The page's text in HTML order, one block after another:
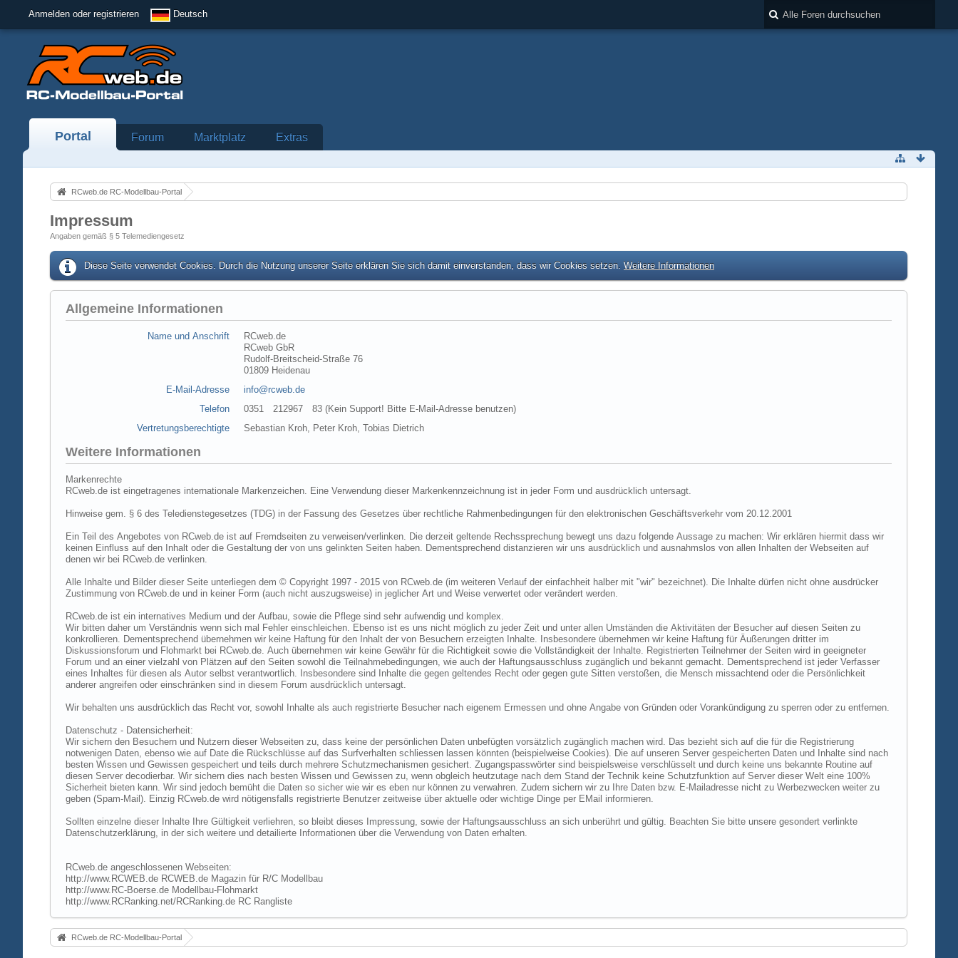
Anmelden oder registrieren Deutsch
Portal Forum Marktplatz Extras
RCweb.de RC-Modellbau-Portal
Impressum
Angaben gemäß § 5 Telemediengesetz
Diese Seite verwendet Cookies. Durch die Nutzung unserer Seite erklären Sie sich damit einverstanden, dass wir Cookies setzen. Weitere Informationen
Allgemeine Informationen
Name und Anschrift
RCweb.de
RCweb GbR
Rudolf-Breitscheid-Straße 76
01809 Heidenau
E-Mail-Adresse
info@rcweb.de
Telefon
0351 212967 83 (Kein Support! Bitte E-Mail-Adresse benutzen)
Vertretungsberechtigte
Sebastian Kroh, Peter Kroh, Tobias Dietrich
Weitere Informationen
Markenrechte
RCweb.de ist eingetragenes internationale Markenzeichen. Eine Verwendung dieser Markenkennzeichnung ist in jeder Form und ausdrücklich untersagt.
Hinweise gem. § 6 des Teledienstegesetzes (TDG) in der Fassung des Gesetzes über rechtliche Rahmenbedingungen für den elektronischen Geschäftsverkehr vom 20.12.2001
Ein Teil des Angebotes von RCweb.de ist auf Fremdseiten zu verweisen/verlinken. Die derzeit geltende Rechssprechung bewegt uns dazu folgende Aussage zu machen: Wir erklären hiermit dass wir
keinen Einfluss auf den Inhalt oder die Gestaltung der von uns gelinkten Seiten haben. Dementsprechend distanzieren wir uns ausdrücklich und ausnahmslos von allen Inhalten der Webseiten auf
denen wir bei RCweb.de verlinken.
Alle Inhalte und Bilder dieser Seite unterliegen dem © Copyright 1997 - 2015 von RCweb.de (im weiteren Verlauf der einfachheit halber mit "wir" bezeichnet). Die Inhalte dürfen nicht ohne ausdrücker
Zustimmung von RCweb.de und in keiner Form (auch nicht auszugsweise) in jeglicher Art und Weise verwertet oder verändert werden.
RCweb.de ist ein internatives Medium und der Aufbau, sowie die Pflege sind sehr aufwendig und komplex.
Wir bitten daher um Verständnis wenn sich mal Fehler einschleichen. Ebenso ist es uns nicht möglich zu jeder Zeit und unter allen Umständen die Aktivitäten der Besucher auf diesen Seiten zu
konkrollieren. Dementsprechend übernehmen wir keine Haftung für den Inhalt der von Besuchern erzeigten Inhalte. Insbesondere übernehmen wir keine Haftung für Äußerungen dritter im
Diskussionsforum und Flohmarkt bei RCweb.de. Auch übernehmen wir keine Gewähr für die Richtigkeit sowie die Vollständigkeit der Inhalte. Registrierten Teilnehmer der Seiten wird in geeigneter
Forum und an einer vielzahl von Plätzen auf den Seiten sowohl die Teilnahmebedingungen, wie auch der Haftungsausschluss zugänglich und bekannt gemacht. Dementsprechend ist jeder Verfasser
eines Inhaltes für diesen als Autor selbst verantwortlich. Insbesondere sind Inhalte die gegen geltendes Recht oder gegen gute Sitten verstoßen, die Mensch missachtend oder die Persönlichkeit
anderer angreifen oder einschränken sind in diesem Forum ausdrücklich untersagt.
Wir behalten uns ausdrücklich das Recht vor, sowohl Inhalte als auch registrierte Besucher nach eigenem Ermessen und ohne Angabe von Gründen oder Vorankündigung zu sperren oder zu entfernen.
Datenschutz - Datensicherheit:
Wir sichern den Besuchern und Nutzern dieser Webseiten zu, dass keine der persönlichen Daten unbefügten vorsätzlich zugänglich machen wird. Das bezieht sich auf die für die Registrierung
notwenigen Daten, ebenso wie auf Date die Rückschlüsse auf das Surfverhalten schliessen lassen könnten (beispielweise Cookies). Die auf unseren Server gespeicherten Daten und Inhalte sind nach
besten Wissen und Gewissen gespeichert und teils durch mehrere Schutzmechanismen gesichert. Zugangspasswörter sind beispielsweise verschlüsselt und durch keine uns bekannte Routine auf
diesen Server decodierbar. Wir sichern dies nach besten Wissen und Gewissen zu, wenn obgleich heutzutage nach dem Stand der Technik keine Schutzfunktion auf Server dieser Welt eine 100%
Sicherheit bieten kann. Wir sind jedoch bemüht die Daten so sicher wie wir es eben nur können zu verwahren. Zudem sichern wir zu Ihre Daten bzw. E-Mailadresse nicht zu Werbezwecken weiter zu
geben (Spam-Mail). Einzig RCweb.de wird nötigensfalls registrierte Benutzer zeitweise über aktuelle oder wichtige Dinge per EMail informieren.
Sollten einzelne dieser Inhalte Ihre Gültigkeit verliehren, so bleibt dieses Impressung, sowie der Haftungsausschluss an sich unberührt und gültig. Beachten Sie bitte unsere gesondert verlinkte
Datenschutzerklärung, in der sich weitere und detailierte Informationen über die Verwendung von Daten erhalten.
RCweb.de angeschlossenen Webseiten:
http://www.RCWEB.de RCWEB.de Magazin für R/C Modellbau
http://www.RC-Boerse.de Modellbau-Flohmarkt
http://www.RCRanking.net/RCRanking.de RC Rangliste
RCweb.de RC-Modellbau-Portal